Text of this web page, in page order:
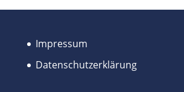
Impressum
Datenschutzerklärung